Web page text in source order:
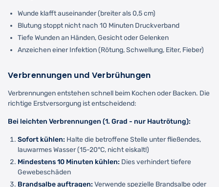
Wunde klafft auseinander (breiter als 0,5 cm)
Blutung stoppt nicht nach 10 Minuten Druckverband
Tiefe Wunden an Händen, Gesicht oder Gelenken
Anzeichen einer Infektion (Rötung, Schwellung, Eiter, Fieber)
Verbrennungen und Verbrühungen
Verbrennungen entstehen schnell beim Kochen oder Backen. Die
richtige Erstversorgung ist entscheidend:
Bei leichten Verbrennungen (1. Grad - nur Hautrötung):
Sofort kühlen: Halte die betroffene Stelle unter fließendes,
lauwarmes Wasser (15-20°C, nicht eiskalt!)
Mindestens 10 Minuten kühlen: Dies verhindert tiefere
Gewebeschäden
Brandsalbe auftragen: Verwende spezielle Brandsalbe oder